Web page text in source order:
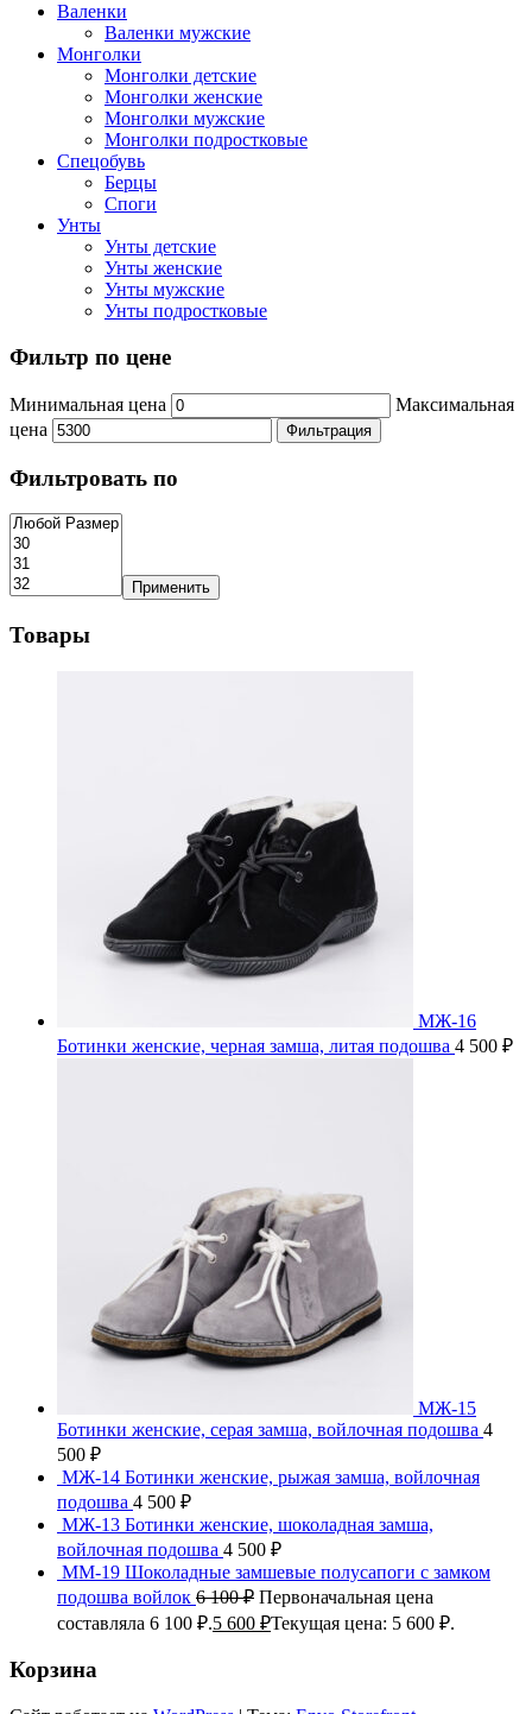
Валенки
Валенки мужские
Монголки
Монголки детские
Монголки женские
Монголки мужские
Монголки подростковые
Спецобувь
Берцы
Споги
Унты
Унты детские
Унты женские
Унты мужские
Унты подростковые
Фильтр по цене
Минимальная цена
Максимальная
цена
Фильтрация
Фильтровать по
Применить
Товары
МЖ-16
Ботинки женские, черная замша, литая подошва 4 500 ₽
МЖ-15
Ботинки женские, серая замша, войлочная подошва 4
500 ₽
МЖ-14 Ботинки женские, рыжая замша, войлочная
подошва 4 500 ₽
МЖ-13 Ботинки женские, шоколадная замша,
войлочная подошва 4 500 ₽
ММ-19 Шоколадные замшевые полусапоги с замком
подошва войлок 6 100₽ Первоначальная цена
составляла 6 100 ₽.5 600 ₽Текущая цена: 5 600 ₽.
Корзина